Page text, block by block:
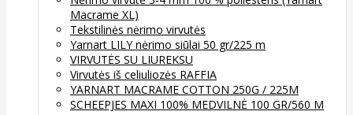
Macrame XL)
Tekstilinės nėrimo virvutės
Yarnart LILY nėrimo siūlai 50 gr/225 m
VIRVUTĖS SU LIUREKSU
Virvutės iš celiuliozės RAFFIA
YARNART MACRAME COTTON 250G / 225M
SCHEEPJES MAXI 100% MEDVILNĖ 100 GR/560 M